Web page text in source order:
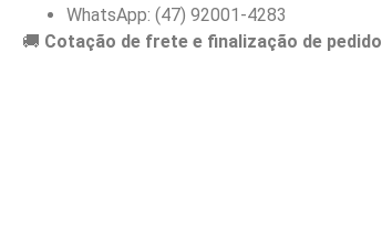
WhatsApp: (47) 92001-4283
🚚 Cotação de frete e finalização de pedido